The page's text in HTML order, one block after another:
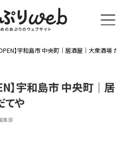
OPEN】宇和島市 中央町｜居酒屋｜大衆酒場 だて
】宇和島市 中央町｜居
てや
集部